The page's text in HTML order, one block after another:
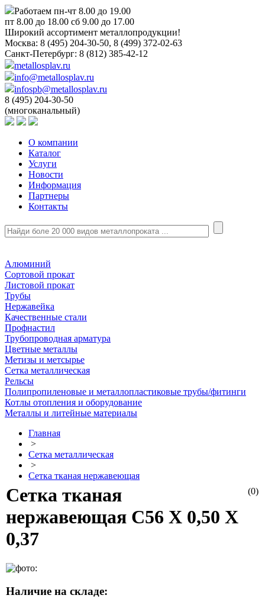
Работаем пн-чт 8.00 до 19.00
пт 8.00 до 18.00 сб 9.00 до 17.00
Широкий ассортимент металлопродукции!
Москва: 8 (495) 204-30-50, 8 (499) 372-02-63
Санкт-Петербург: 8 (812) 385-42-12
metallosplav.ru
info@metallosplav.ru
infospb@metallosplav.ru
8 (495) 204-30-50
(многоканальный)
О компании
Каталог
Услуги
Новости
Информация
Партнеры
Контакты
Алюминий
Сортовой прокат
Листовой прокат
Трубы
Нержавейка
Качественные стали
Профнастил
Трубопроводная арматура
Цветные металлы
Метизы и метсырье
Сетка металлическая
Рельсы
Полипропиленовые и металлопластиковые трубы/фитинги
Котлы отопления и оборудование
Металлы и литейные материалы
Главная
>
Сетка металлическая
>
Сетка тканая нержавеющая
(0)
Сетка тканая
нержавеющая С56 Х 0,50 Х
0,37
Наличие на складе: